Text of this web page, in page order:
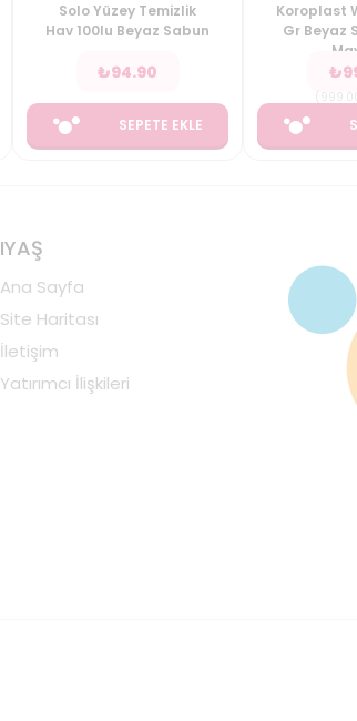
Solo Yüzey Temizlik
Hav 100lu Beyaz Sabun
₺94.90
SEPETE EKLE
Koroplast
Gr Beyaz
₺
IYAŞ
Ana Sayfa
Site Haritası
İletişim
Yatırımcı İlişkileri